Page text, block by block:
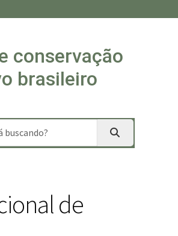
conservação
brasileiro
de